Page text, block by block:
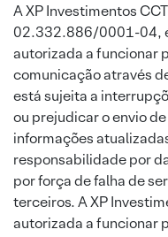
A XP Investimentos
02.332.886/0001-04,
autorizada a funcionar
comunicação através
está sujeita a
ou prejudicar o envio
informações
responsabilidade por
por força de falha de
terceiros. A XP
autorizada a funcionar